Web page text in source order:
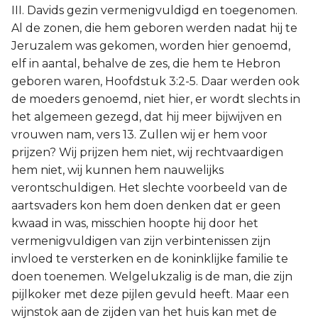
III. Davids gezin vermenigvuldigd en toegenomen.
Al de zonen, die hem geboren werden nadat hij te
Jeruzalem was gekomen, worden hier genoemd,
elf in aantal, behalve de zes, die hem te Hebron
geboren waren, Hoofdstuk 3:2-5. Daar werden ook
de moeders genoemd, niet hier, er wordt slechts in
het algemeen gezegd, dat hij meer bijwijven en
vrouwen nam, vers 13. Zullen wij er hem voor
prijzen? Wij prijzen hem niet, wij rechtvaardigen
hem niet, wij kunnen hem nauwelijks
verontschuldigen. Het slechte voorbeeld van de
aartsvaders kon hem doen denken dat er geen
kwaad in was, misschien hoopte hij door het
vermenigvuldigen van zijn verbintenissen zijn
invloed te versterken en de koninklijke familie te
doen toenemen. Welgelukzalig is de man, die zijn
pijlkoker met deze pijlen gevuld heeft. Maar een
wijnstok aan de zijden van het huis kan met de